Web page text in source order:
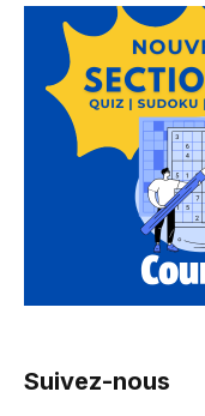
Suivez-nous